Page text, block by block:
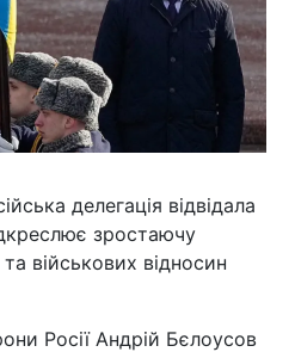
делегація відвідала
зростаючу
військових відносин
Росії Андрій Бєлоусов